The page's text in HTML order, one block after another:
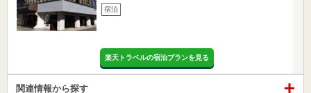
宿泊
楽天トラベルの宿泊プランを見る
関連情報から探す